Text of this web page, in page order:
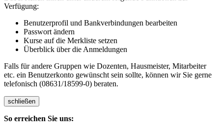
Verfügung:
Benutzerprofil und Bankverbindungen bearbeiten
Passwort ändern
Kurse auf die Merkliste setzen
Überblick über die Anmeldungen
Falls für andere Gruppen wie Dozenten, Hausmeister, Mitarbeiter
etc. ein Benutzerkonto gewünscht sein sollte, können wir Sie gerne
telefonisch (08631/18599-0) beraten.
schließen
So erreichen Sie uns: